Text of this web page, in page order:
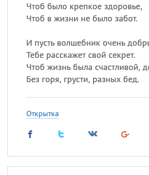
Чтоб было крепкое здоровье,
Чтоб в жизни не было забот.
И пусть волшебник очень
Тебе расскажет свой секрет.
Чтоб жизнь была счастливой,
Без горя, грусти, разных бед.
Открытка